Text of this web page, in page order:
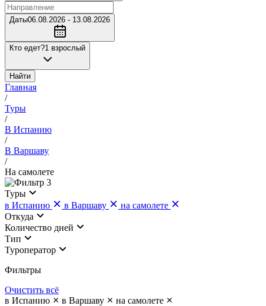
Даты06.08.2026 - 13.08.2026
Кто едет?1 взрослый
Найти
Главная
/
Туры
/
В Испанию
/
В Варшаву
/
На самолете
3
Туры
в Испанию
в Варшаву
на самолете
Откуда
Количество дней
Тип
Туроператор
Фильтры
Очистить всё
в Испанию
в Варшаву
на самолете